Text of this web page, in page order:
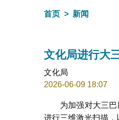
首页 新闻
文化局进行大
文化局
2026-06-09 18:07
为加强对大三
进行三维激光扫描